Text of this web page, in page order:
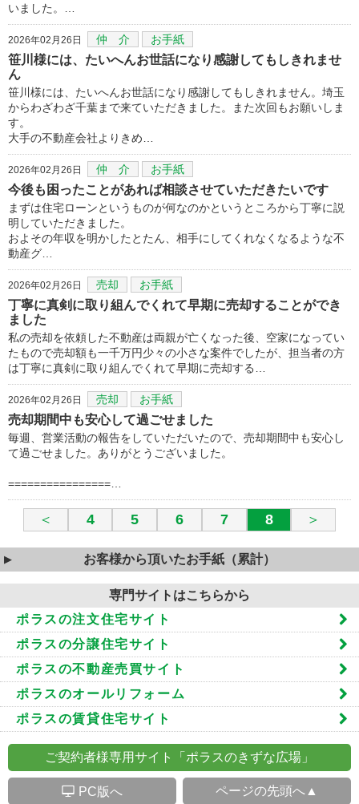
いました。…
2026年02月26日 仲 介 お手紙
笹川様には、たいへんお世話になり感謝してもしきれませ
ん
笹川様には、たいへんお世話になり感謝してもしきれません。埼玉
からわざわざ千葉まで来ていただきました。また次回もお願いしま
す。
大手の不動産会社よりきめ…
2026年02月26日 仲 介 お手紙
今後も困ったことがあれば相談させていただきたいです
まずは住宅ローンというものが何なのかというところから丁寧に説
明していただきました。
およその年収を明かしたとたん、相手にしてくれなくなるような不
動産グ…
2026年02月26日 売却 お手紙
丁寧に真剣に取り組んでくれて早期に売却することができ
ました
私の売却を依頼した不動産は両親が亡くなった後、空家になってい
たもので売却額も一千万円少々の小さな案件でしたが、担当者の方
は丁寧に真剣に取り組んでくれて早期に売却する…
2026年02月26日 売却 お手紙
売却期間中も安心して過ごせました
毎週、営業活動の報告をしていただいたので、売却期間中も安心し
て過ごせました。ありがとうございました。
================…
＜ 4 5 6 7 8 ＞
お客様から頂いたお手紙（累計）
専門サイトはこちらから
ポラスの注文住宅サイト
ポラスの分譲住宅サイト
ポラスの不動産売買サイト
ポラスのオールリフォーム
ポラスの賃貸住宅サイト
ご契約者様専用サイト「ポラスのきずな広場」
S PC版へ ページの先頭へ▲